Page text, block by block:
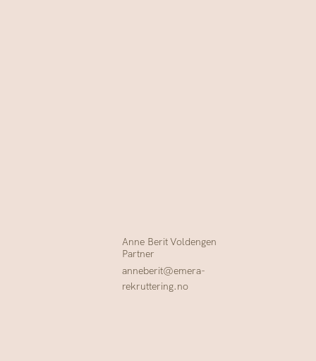
anneberit@emera-
rekruttering.no
Partner
Anne Berit Voldengen